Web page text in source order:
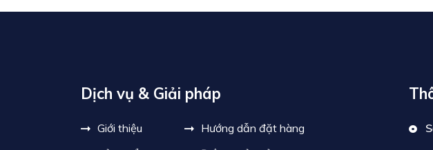
Dịch vụ & Giải pháp
Giới thiệu
Hướng dẫn đặt hàng